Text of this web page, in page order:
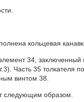
кольцевая
34,
Часть 35 толкателя
винтом 38.
следующим образом.